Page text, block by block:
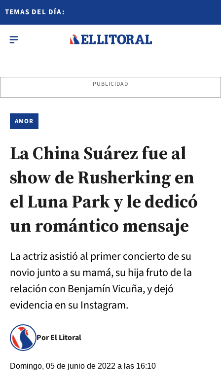
TEMAS DEL DÍA:
PUBLICIDAD
AMOR
La China Suárez fue al
show de Rusherking en
el Luna Park y le dedicó
un romántico mensaje
La actriz asistió al primer concierto de su
novio junto a su mamá, su hija fruto de la
relación con Benjamín Vicuña, y dejó
evidencia en su Instagram.
Por El Litoral
Domingo, 05 de junio de 2022 a las 16:10